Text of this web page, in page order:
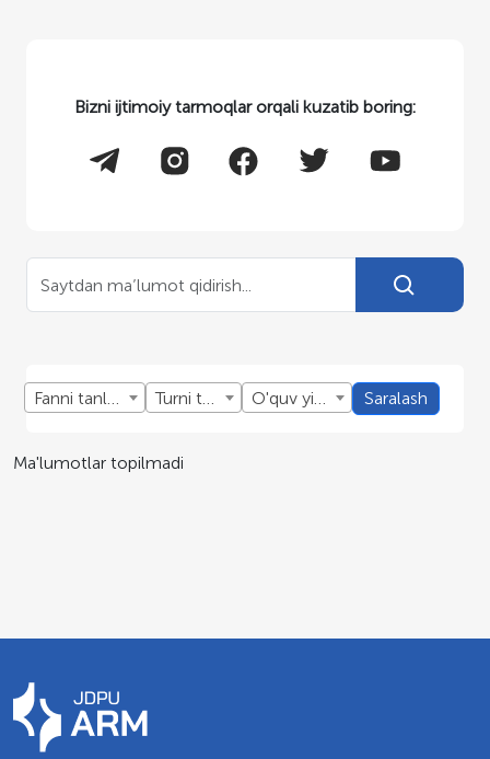
Bizni ijtimoiy tarmoqlar orqali kuzatib boring:
Fanni tanlang Turni tanlang O'quv yillini tanlang Saralash
Ma'lumotlar topilmadi